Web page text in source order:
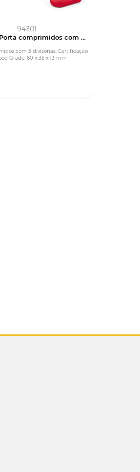
94301
Porta comprimidos com 3
com 3 divisórias. Certificação
Grade. 60 x 35 x 13 mm